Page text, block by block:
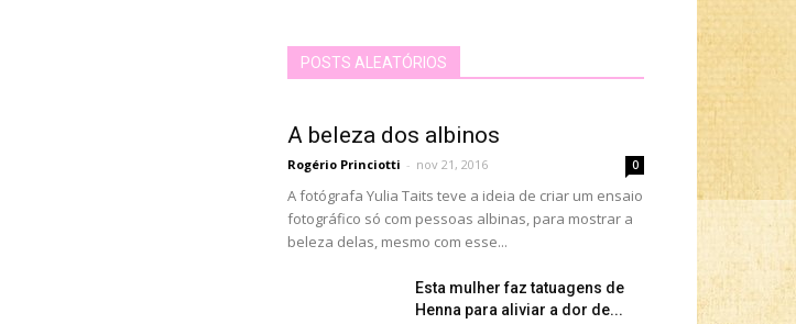
POSTS ALEATÓRIOS
A beleza dos albinos
Rogério Princiotti - nov 21, 2016 0
A fotógrafa Yulia Taits teve a ideia de criar um ensaio
fotográfico só com pessoas albinas, para mostrar a
beleza delas, mesmo com esse...
Esta mulher faz tatuagens de
Henna para aliviar a dor de...